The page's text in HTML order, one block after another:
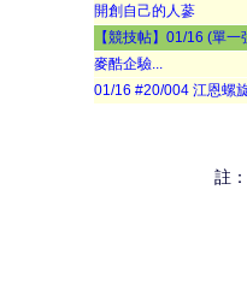
開創自己的人蔘
【競技帖】01/16 (單
麥酷企驗...
01/16 #20/004 江恩螺
註